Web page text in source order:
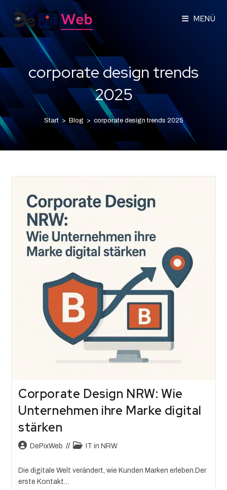
MENÜ
corporate design trends
2025
Start > Blog > corporate design trends 2025
Corporate Design NRW: Wie
Unternehmen ihre Marke digital
stärken
DePixWeb IT in NRW
Die digitale Welt verändert, wie Kunden Marken erleben.Der
erste Kontakt…